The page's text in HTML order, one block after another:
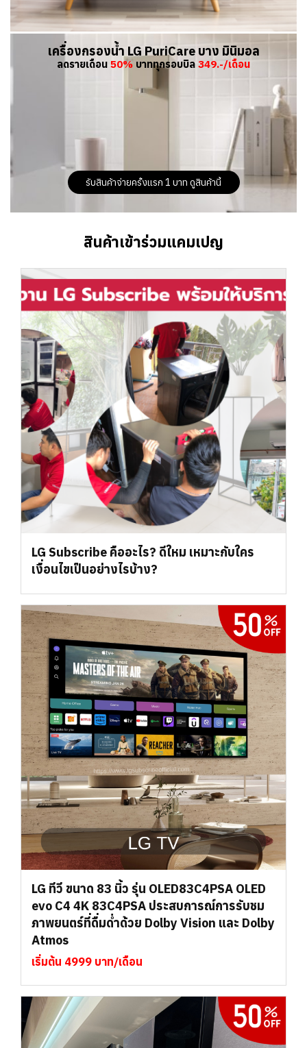
เครื่องกรองน้ำ LG PuriCare บาง มินิมอล
ลดรายเดือน 50% บาททุกรอบบิล 349.-/เดือน
รับสินค้าจ่ายครั้งแรก 1 บาท ดูสินค้านี้
สินค้าเข้าร่วมแคมเปญ
LG Subscribe คืออะไร? ดีใหม เหมาะกับใคร
เงื่อนไขเป็นอย่างไรบ้าง?
LG ทีวี ขนาด 83 นิ้ว รุ่น OLED83C4PSA OLED
evo C4 4K 83C4PSA ประสบการณ์การรับชม
ภาพยนตร์ที่ดื่มด่ำด้วย Dolby Vision และ Dolby
Atmos
เริ่มต้น 4999 บาท/เดือน